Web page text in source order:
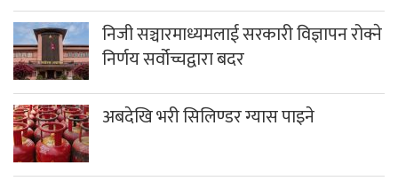
निजी सञ्चारमाध्यमलाई सरकारी विज्ञापन रोक्ने
निर्णय सर्वोच्चद्वारा बदर
अबदेखि भरी सिलिण्डर ग्यास पाइने